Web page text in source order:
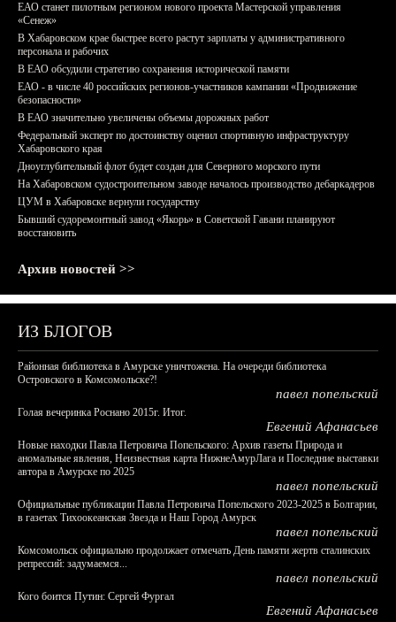
ЕАО станет пилотным регионом нового проекта Мастерской управления
«Сенеж»
В Хабаровском крае быстрее всего растут зарплаты у административного
персонала и рабочих
В ЕАО обсудили стратегию сохранения исторической памяти
ЕАО - в числе 40 российских регионов-участников кампании «Продвижение
безопасности»
В ЕАО значительно увеличены объемы дорожных работ
Федеральный эксперт по достоинству оценил спортивную инфраструктуру
Хабаровского края
Дноуглубительный флот будет создан для Северного морского пути
На Хабаровском судостроительном заводе началось производство дебаркадеров
ЦУМ в Хабаровске вернули государству
Бывший судоремонтный завод «Якорь» в Советской Гавани планируют
восстановить
Архив новостей >>
ИЗ БЛОГОВ
Районная библиотека в Амурске уничтожена. На очереди библиотека
Островского в Комсомольске?!
павел попельский
Голая вечеринка Роснано 2015г. Итог.
Евгений Афанасьев
Новые находки Павла Петровича Попельского: Архив газеты Природа и
аномальные явления, Неизвестная карта НижнеАмурЛага и Последние выставки
автора в Амурске по 2025
павел попельский
Официальные публикации Павла Петровича Попельского 2023-2025 в Болгарии,
в газетах Тихоокеанская Звезда и Наш Город Амурск
павел попельский
Комсомольск официально продолжает отмечать День памяти жертв сталинских
репрессий: задумаемся...
павел попельский
Кого боится Путин: Сергей Фургал
Евгений Афанасьев